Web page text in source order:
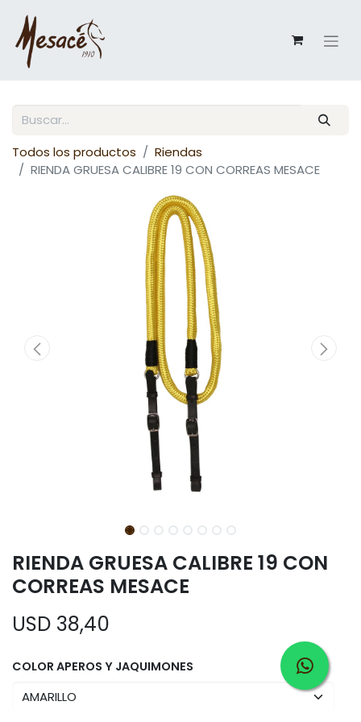
Todos los productos
Riendas
RIENDA GRUESA CALIBRE 19 CON CORREAS MESACE
RIENDA GRUESA CALIBRE 19 CON
CORREAS MESACE
USD 38,40
COLOR APEROS Y JAQUIMONES